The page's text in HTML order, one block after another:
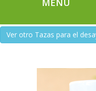
Ver otro Tazas para el